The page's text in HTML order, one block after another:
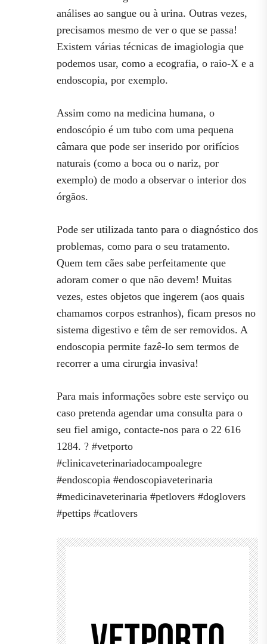
análises ao sangue ou à urina. Outras vezes,
precisamos mesmo de ver o que se passa!
Existem várias técnicas de imagiologia que
podemos usar, como a ecografia, o raio-X e a
endoscopia, por exemplo.
Assim como na medicina humana, o
endoscópio é um tubo com uma pequena
câmara que pode ser inserido por orifícios
naturais (como a boca ou o nariz, por
exemplo) de modo a observar o interior dos
órgãos.
Pode ser utilizada tanto para o diagnóstico dos
problemas, como para o seu tratamento.
Quem tem cães sabe perfeitamente que
adoram comer o que não devem! Muitas
vezes, estes objetos que ingerem (aos quais
chamamos corpos estranhos), ficam presos no
sistema digestivo e têm de ser removidos. A
endoscopia permite fazê-lo sem termos de
recorrer a uma cirurgia invasiva!
Para mais informações sobre este serviço ou
caso pretenda agendar uma consulta para o
seu fiel amigo, contacte-nos para o 22 616
1284. ? #vetporto
#clinicaveterinariadocampoalegre
#endoscopia #endoscopiaveterinaria
#medicinaveterinaria #petlovers #doglovers
#pettips #catlovers